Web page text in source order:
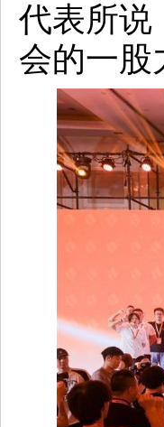
代表所说
会的一股